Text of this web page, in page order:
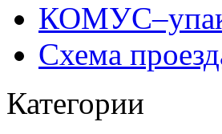
Схема
Категории